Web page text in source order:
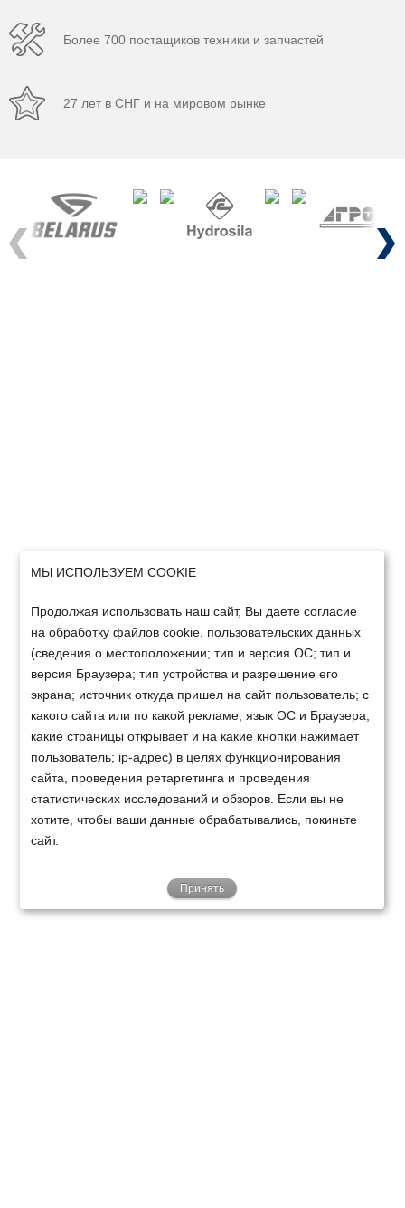
Более 700 постащиков техники и запчастей
27 лет в СНГ и на мировом рынке
Previous Next
МЫ ИСПОЛЬЗУЕМ COOKIE
Продолжая использовать наш сайт, Вы даете согласие
на обработку файлов cookie, пользовательских данных
(сведения о местоположении; тип и версия ОС; тип и
версия Браузера; тип устройства и разрешение его
экрана; источник откуда пришел на сайт пользователь; с
какого сайта или по какой рекламе; язык ОС и Браузера;
какие страницы открывает и на какие кнопки нажимает
пользователь; ip-адрес) в целях функционирования
сайта, проведения ретаргетинга и проведения
статистических исследований и обзоров. Если вы не
хотите, чтобы ваши данные обрабатывались, покиньте
сайт.
Принять